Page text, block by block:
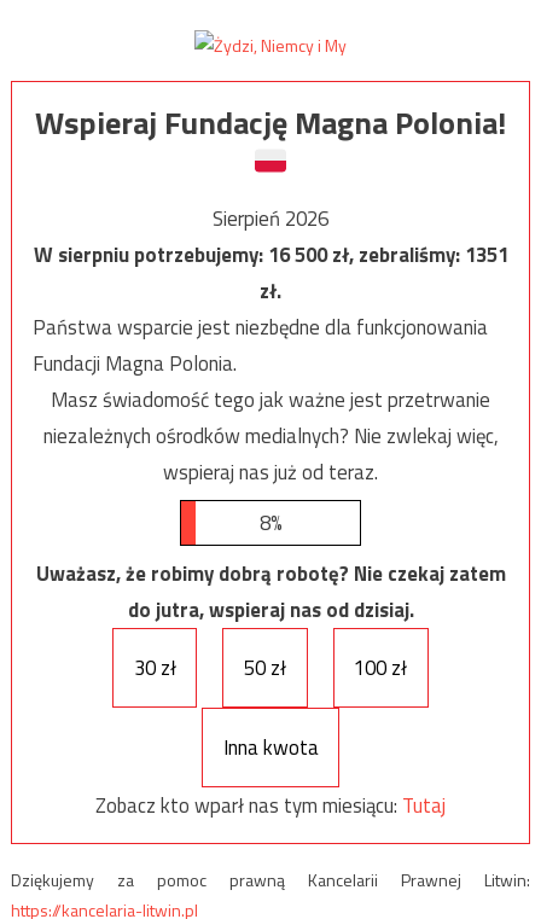
Wspieraj Fundację Magna Polonia!
Sierpień 2026
W sierpniu potrzebujemy:16 500zł, zebraliśmy:1351
zł.
Państwa wsparcie jest niezbędne dla funkcjonowania
Fundacji Magna Polonia.
Masz świadomość tego jak ważne jest przetrwanie
niezależnych ośrodków medialnych? Nie zwlekaj więc,
wspieraj nas już od teraz.
8%
Uważasz, że robimy dobrą robotę? Nie czekaj zatem
do jutra, wspieraj nas od dzisiaj.
30 zł
50 zł 100 zł
Inna kwota
Zobacz kto wparł nas tym miesiącu: Tutaj
Dziękujemy za pomoc prawną Kancelarii Prawnej Litwin:
https://kancelaria-litwin.pl